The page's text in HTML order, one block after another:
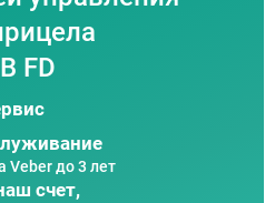
FD
Veber до 3 лет
счет,